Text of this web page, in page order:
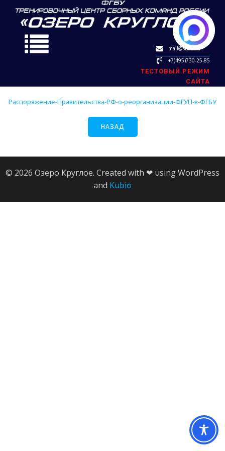
mail@sbok.ru
+7(495)730-25-85
ТЕСТОВЫЙ РЕЖИМ
САЙТА
Распоряжение-Правительства-РФ-о-реорганизации-ФГУП-в-ФГБУ
НАЗАД
© 2026 Озеро Круглое. Created with ❤ using WordPress
and Kubio